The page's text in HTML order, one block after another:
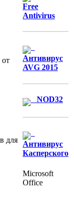
от
для
Free
Antivirus
Антивирус
AVG 2015
NOD32
Антивирус
Касперского
Microsoft
Office